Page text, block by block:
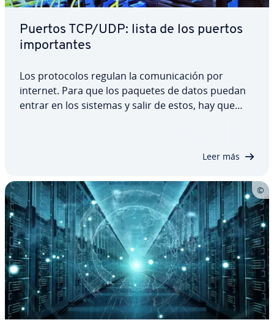
Puertos TCP/UDP: lista de los puertos
im­po­r­ta­n­tes
Los pro­to­co­los regulan la co­mu­ni­ca­ción por
internet. Para que los paquetes de datos puedan
entrar en los sistemas y salir de estos, hay que
Leer más